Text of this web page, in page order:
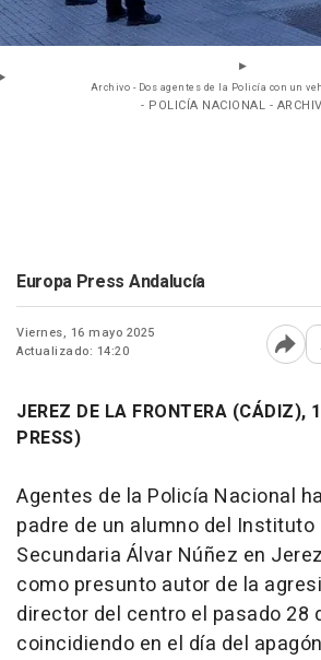
Archivo - Dos agentes de la Policía con un
- POLICÍA NACIONAL -
Europa Press Andalucía
Viernes, 16 mayo 2025
Actualizado: 14:20
JEREZ DE LA FRONTERA (CÁDIZ),
PRESS)
Agentes de la Policía Nacional
padre de un alumno del Instituto
Secundaria Álvar Núñez en
como presunto autor de la
director del centro el pasado 28
coincidiendo en el día del